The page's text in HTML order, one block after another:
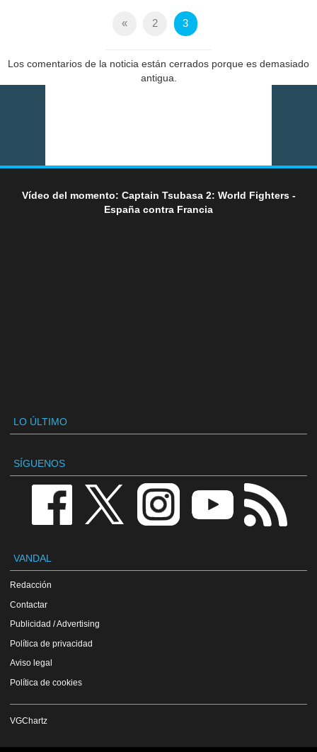
« 2 3
Los comentarios de la noticia están cerrados porque es demasiado
antigua.
Vídeo del momento: Captain Tsubasa 2: World Fighters -
España contra Francia
LO ÚLTIMO
SÍGUENOS
VANDAL
Redacción
Contactar
Publicidad / Advertising
Política de privacidad
Aviso legal
Política de cookies
VGChartz